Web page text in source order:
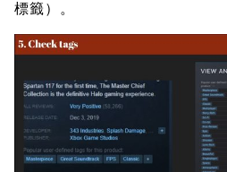
標籤）。